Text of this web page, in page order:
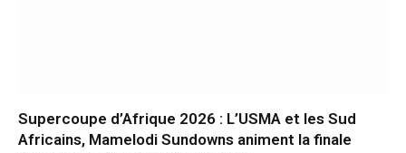
Supercoupe d’Afrique 2026 : L’USMA et les Sud
Africains, Mamelodi Sundowns animent la finale